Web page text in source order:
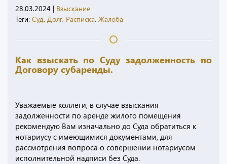
28.03.2024 | Взыскание
Теги: Суд, Долг, Расписка, Жалоба
Как взыскать по Суду задолженность по
Договору субаренды.
Уважаемые коллеги, в случае взыскания
задолженности по аренде жилого помещения
рекомендую Вам изначально до Суда обратиться к
нотариусу с имеющимися документами, для
рассмотрения вопроса о совершении нотариусом
исполнительной надписи без Суда.